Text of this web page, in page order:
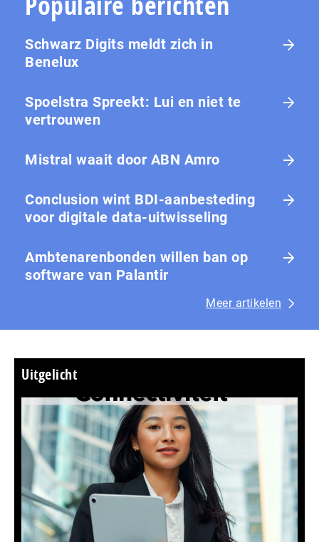
Schwarz Digits meldt zich in
Benelux
Spoelstra Spreekt: Lui en niet te
vertrouwen
Mistral waait door ABN Amro
Conclusion wint BDI-aanbesteding
voor digitale data-uitwisseling
Ambtenarenbonden willen ban op
software van Palantir
Meer artikelen
Uitgelicht